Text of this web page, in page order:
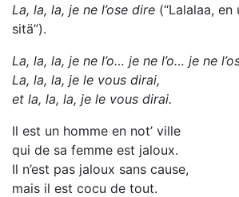
La, la, la, je ne l’ose dire (“Lalalaa, en
sitä”).
La, la, la, je ne l’o… je ne l’o… je ne
La, la, la, je le vous dirai,
et la, la, la, je le vous dirai.
Il est un homme en not’ ville
qui de sa femme est jaloux.
Il n’est pas jaloux sans cause,
mais il est cocu de tout.